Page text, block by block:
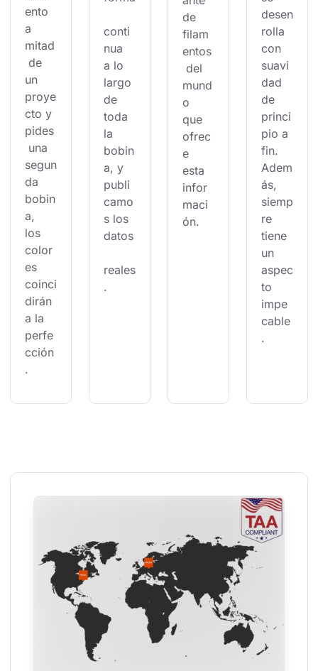
ento
a
mitad
de
un
proye
cto y
pides
una
segun
da
bobin
a,
los
color
es
coinci
dirán
a la
perfe
cción
.
conti
nua
a lo
largo
de
toda
la
bobin
a, y
publi
camo
s los
datos
reales
.
de
filam
entos
del
mund
o
que
ofrec
e
esta
infor
maci
ón.
desen
rolla
con
suavi
dad
de
princi
pio a
fin.
Adem
ás,
siemp
re
tiene
un
aspec
to
impe
cable
.